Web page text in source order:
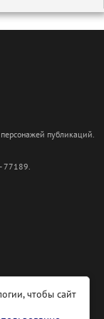
публикаций.
77189.
чтобы сайт